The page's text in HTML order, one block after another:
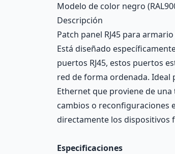
Modelo de color negro
Descripción
Patch panel RJ45 para
Está diseñado
puertos RJ45, estos puertos
red de forma ordenada. Ideal
Ethernet que proviene de
cambios o reconfiguraciones
directamente los dispositivos
Especificaciones